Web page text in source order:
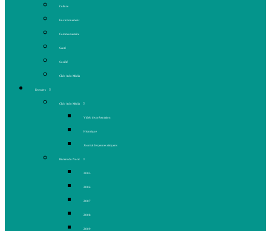
Culture
Environnement
Communautaire
Santé
Société
Club Ado Média
Dossiers
Club Ado Média
Vidéo de présentation
Historique
Journal des jeunes citoyens
Rivière du Nord
2005
2006
2007
2008
2009